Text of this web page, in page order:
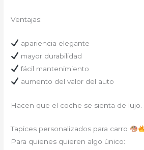
Ventajas:
apariencia elegante
mayor durabilidad
fácil mantenimiento
aumento del valor del auto
Hacen que el coche se sienta de lujo.
Tapices personalizados para carro
Para quienes quieren algo único: